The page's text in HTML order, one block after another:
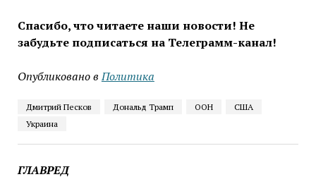
Спасибо, что читаете наши новости! Не
забудьте подписаться на Телеграмм-канал!
Опубликовано в Политика
Дмитрий Песков Дональд Трамп ООН
США
Украина
ГЛАВРЕД